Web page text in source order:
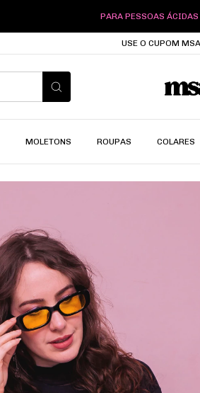
PARA PESSOAS ÁCIDAS E DE BOM GOSTO
USE O CUPOM
MOLETONS ROUPAS COLARES